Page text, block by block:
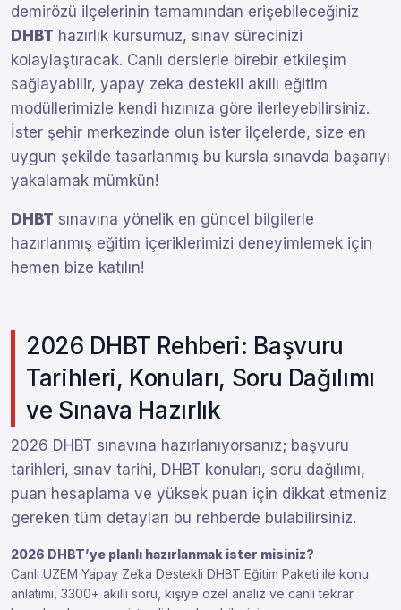
demirözü ilçelerinin tamamından erişebileceğiniz
DHBT hazırlık kursumuz, sınav sürecinizi
kolaylaştıracak. Canlı derslerle birebir etkileşim
sağlayabilir, yapay zeka destekli akıllı eğitim
modüllerimizle kendi hızınıza göre ilerleyebilirsiniz.
İster şehir merkezinde olun ister ilçelerde, size en
uygun şekilde tasarlanmış bu kursla sınavda başarıyı
yakalamak mümkün!
DHBT sınavına yönelik en güncel bilgilerle
hazırlanmış eğitim içeriklerimizi deneyimlemek için
hemen bize katılın!
2026 DHBT Rehberi: Başvuru
Tarihleri, Konuları, Soru Dağılımı
ve Sınava Hazırlık
2026 DHBT sınavına hazırlanıyorsanız; başvuru
tarihleri, sınav tarihi, DHBT konuları, soru dağılımı,
puan hesaplama ve yüksek puan için dikkat etmeniz
gereken tüm detayları bu rehberde bulabilirsiniz.
2026 DHBT’ye planlı hazırlanmak ister misiniz?
Canlı UZEM Yapay Zeka Destekli DHBT Eğitim Paketi ile konu
anlatımı, 3300+ akıllı soru, kişiye özel analiz ve canlı tekrar